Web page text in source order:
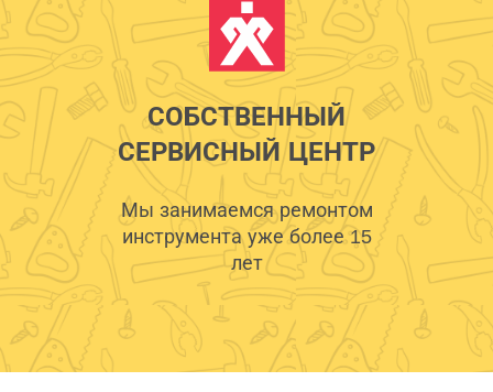
СОБСТВЕННЫЙ
СЕРВИСНЫЙ ЦЕНТР
Мы занимаемся ремонтом
инструмента уже более 15
лет